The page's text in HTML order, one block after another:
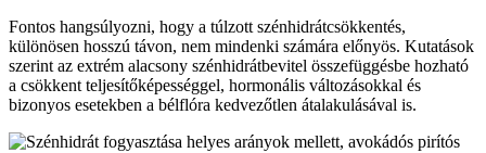
Fontos hangsúlyozni, hogy a túlzott szénhidrátcsökkentés,
különösen hosszú távon, nem mindenki számára előnyös. Kutatások
szerint az extrém alacsony szénhidrátbevitel összefüggésbe hozható
a csökkent teljesítőképességgel, hormonális változásokkal és
bizonyos esetekben a bélflóra kedvezőtlen átalakulásával is.